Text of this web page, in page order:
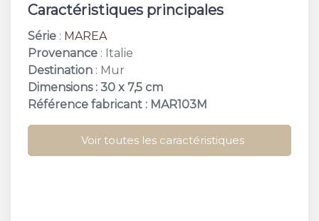
Caractéristiques principales
Série : MAREA
Provenance : Italie
Destination : Mur
Dimensions : 30 x 7,5 cm
Référence fabricant : MAR103M
Voir toutes les caractéristiques